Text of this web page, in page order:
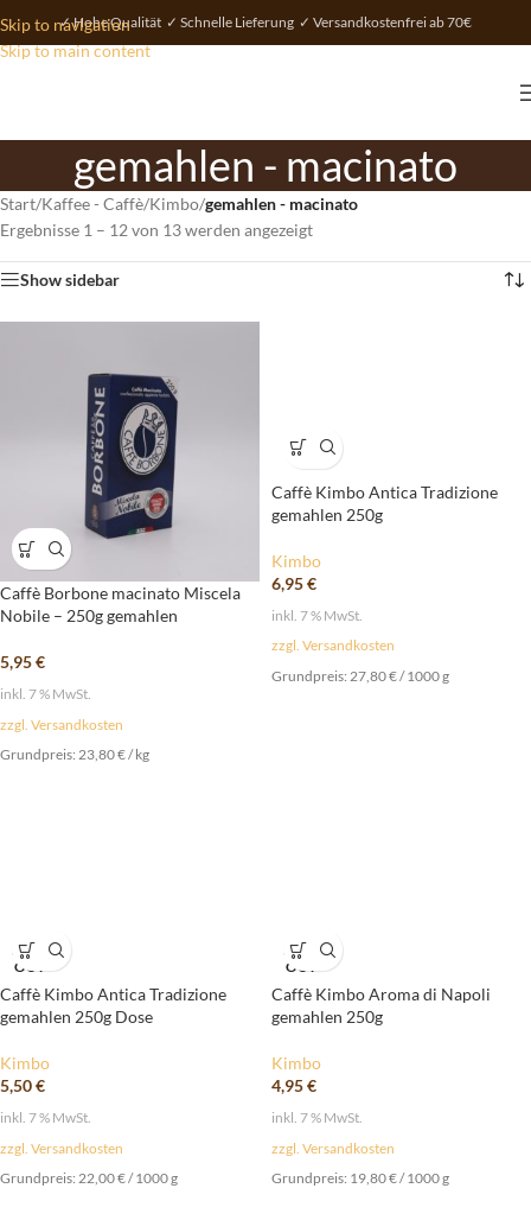
Skip to navigation
Skip to main content
✓ Hohe Qualität ✓ Schnelle Lieferung ✓ Versandkostenfrei ab 70€
gemahlen - macinato
Start/Kaffee - Caffè/Kimbo/gemahlen - macinato
Ergebnisse 1 – 12 von 13 werden angezeigt
Show sidebar
Caffè Borbone macinato Miscela
Nobile – 250g gemahlen
5,95€
inkl. 7 % MwSt.
zzgl. Versandkosten
Grundpreis: 23,80€/kg
Caffè Kimbo Antica Tradizione
gemahlen 250g
Kimbo
6,95€
inkl. 7 % MwSt.
zzgl. Versandkosten
Grundpreis: 27,80€/1000g
SOLD
OUT
Caffè Kimbo Antica Tradizione
gemahlen 250g Dose
Kimbo
5,50€
inkl. 7 % MwSt.
zzgl. Versandkosten
Grundpreis: 22,00€/1000g
SOLD
OUT
Caffè Kimbo Aroma di Napoli
gemahlen 250g
Kimbo
4,95€
inkl. 7 % MwSt.
zzgl. Versandkosten
Grundpreis: 19,80€/1000g